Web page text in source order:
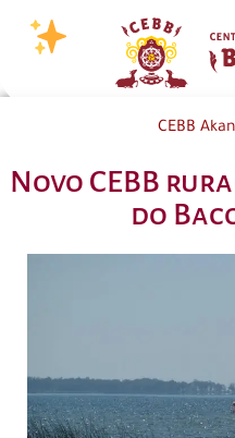
CEBB
Novo CEBB
do